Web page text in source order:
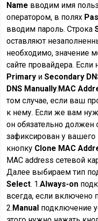
Name вводим имя
оператором, в полях
вводим пароль. Строка
оставляют
необходимо, значение
сайте провайдера.
Primary иSecondary
DNS Manually.MAC
том случае, если ваш
к нему. Если же вам
он обязательно должен
зафиксирован у вашего
кнопку Clone MAC
MAC address сетевой
Далее выбираем тип
Select. 1.Always-on
всегда, если включено
2.Manual подключение